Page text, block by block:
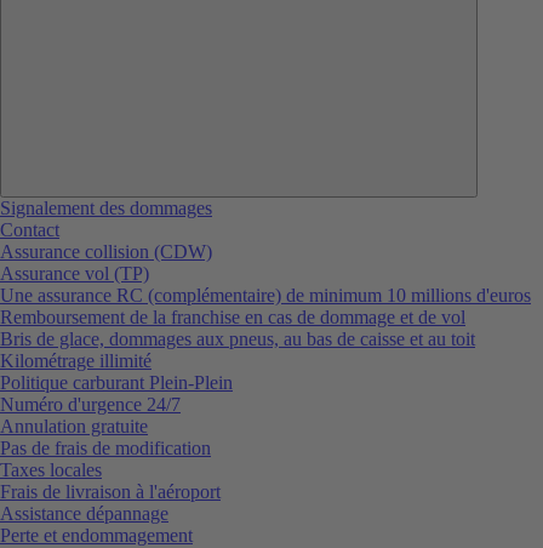
Signalement des dommages
Contact
Assurance collision (CDW)
Assurance vol (TP)
Une assurance RC (complémentaire) de minimum 10 millions d'euros
Remboursement de la franchise en cas de dommage et de vol
Bris de glace, dommages aux pneus, au bas de caisse et au toit
Kilométrage illimité
Politique carburant Plein-Plein
Numéro d'urgence 24/7
Annulation gratuite
Pas de frais de modification
Taxes locales
Frais de livraison à l'aéroport
Assistance dépannage
Perte et endommagement